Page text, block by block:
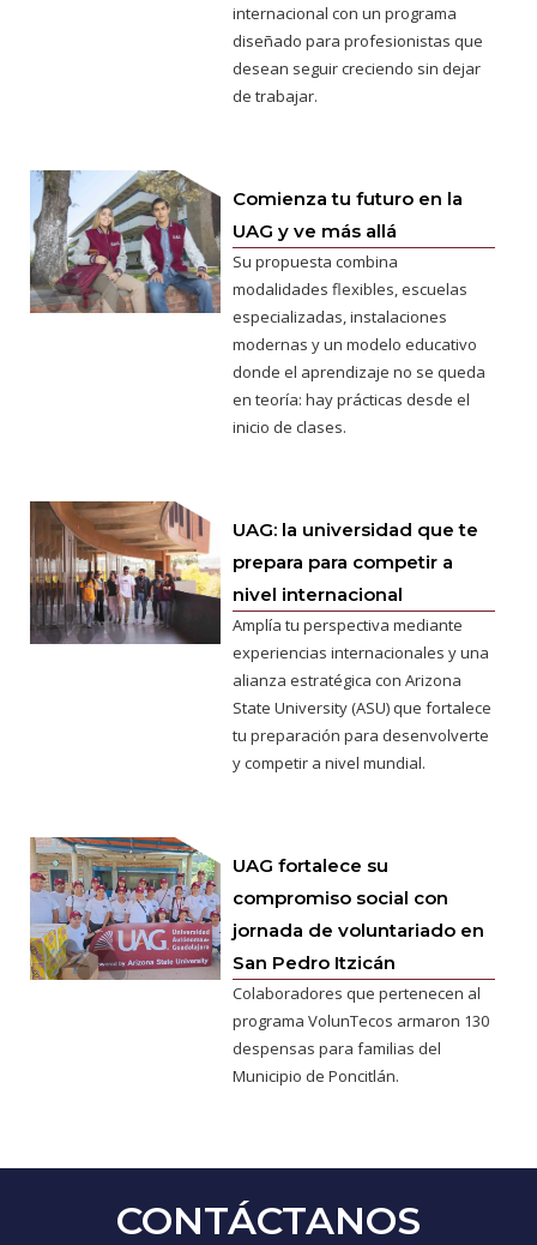
internacional con un programa
diseñado para profesionistas que
desean seguir creciendo sin dejar
de trabajar.
Comienza tu futuro en la
UAG y ve más allá
Su propuesta combina
modalidades flexibles, escuelas
especializadas, instalaciones
modernas y un modelo educativo
donde el aprendizaje no se queda
en teoría: hay prácticas desde el
inicio de clases.
UAG: la universidad que te
prepara para competir a
nivel internacional
Amplía tu perspectiva mediante
experiencias internacionales y una
alianza estratégica con Arizona
State University (ASU) que fortalece
tu preparación para desenvolverte
y competir a nivel mundial.
UAG fortalece su
compromiso social con
jornada de voluntariado en
San Pedro Itzicán
Colaboradores que pertenecen al
programa VolunTecos armaron 130
despensas para familias del
Municipio de Poncitlán.
CONTÁCTANOS